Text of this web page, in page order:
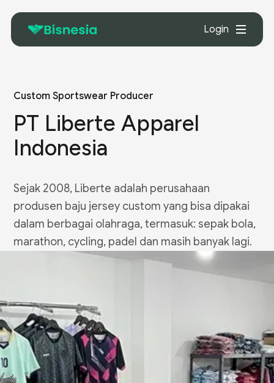
Login
Custom Sportswear Producer
PT Liberte Apparel
Indonesia
Sejak 2008, Liberte adalah perusahaan
produsen baju jersey custom yang bisa dipakai
dalam berbagai olahraga, termasuk: sepak bola,
marathon, cycling, padel dan masih banyak lagi.